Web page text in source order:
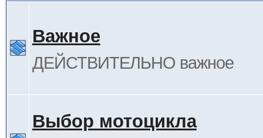
Важное
ДЕЙСТВИТЕЛЬНО важное
Выбор мотоцикла